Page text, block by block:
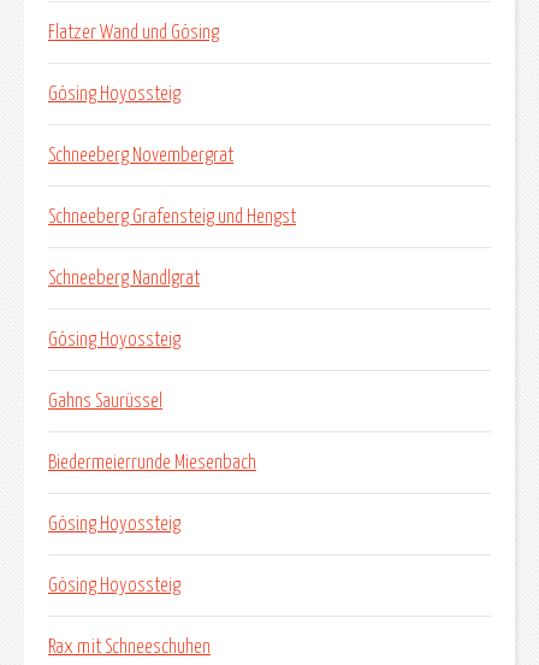
Flatzer Wand und Gösing
Gösing Hoyossteig
Schneeberg Novembergrat
Schneeberg Grafensteig und Hengst
Schneeberg Nandlgrat
Gösing Hoyossteig
Gahns Saurüssel
Biedermeierrunde Miesenbach
Gösing Hoyossteig
Gösing Hoyossteig
Rax mit Schneeschuhen